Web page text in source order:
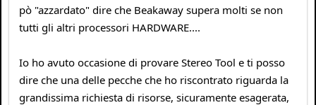
pò "azzardato" dire che Beakaway supera molti se non
tutti gli altri processori HARDWARE....
Io ho avuto occasione di provare Stereo Tool e ti posso
dire che una delle pecche che ho riscontrato riguarda la
grandissima richiesta di risorse, sicuramente esagerata,